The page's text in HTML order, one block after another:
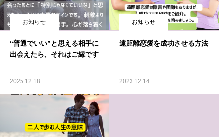
お知らせ
“普通でいい”と思える相手に
出会えたら、それはご縁です
2025.12.18
お知らせ
遠距離恋愛を成功させる方法
2023.12.14